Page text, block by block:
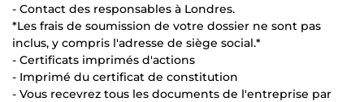
- Contact des responsables à Londres.
*Les frais de soumission de votre dossier ne sont pas
inclus, y compris l'adresse de siège social.*
- Certificats imprimés d'actions
- Imprimé du certificat de constitution
- Vous recevrez tous les documents de l'entreprise par